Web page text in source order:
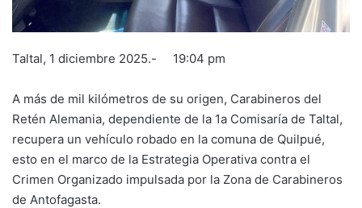
Taltal, 1 diciembre 2025.- 19:04 pm
A más de mil kilómetros de su origen, Carabineros del
Retén Alemania, dependiente de la 1a Comisaría de Taltal,
recupera un vehículo robado en la comuna de Quilpué,
esto en el marco de la Estrategia Operativa contra el
Crimen Organizado impulsada por la Zona de Carabineros
de Antofagasta.